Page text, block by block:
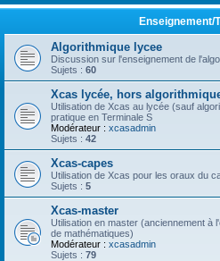
Enseignement/
Algorithmique lycee
Discussion sur l'enseignement de
Sujets : 60
Xcas lycée, hors
Utilisation de Xcas au lycée (sauf
pratique en Terminale S
Modérateur : xcasadmin
Sujets : 42
Xcas-capes
Utilisation de Xcas pour les oraux du
Sujets : 5
Xcas-master
Utilisation en master (anciennement à
de mathématiques)
Modérateur : xcasadmin
Sujets : 79